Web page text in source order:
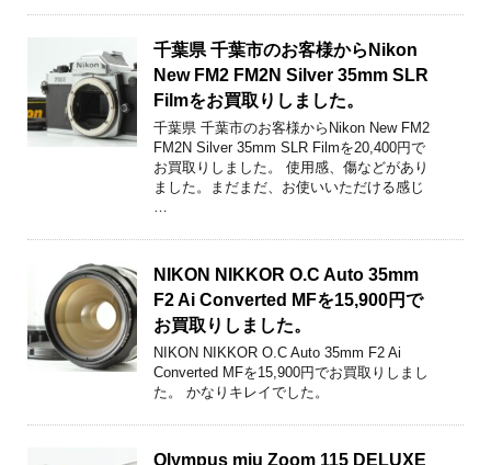
千葉県 千葉市のお客様からNikon
New FM2 FM2N Silver 35mm SLR
Filmをお買取りしました。
千葉県 千葉市のお客様からNikon New FM2
FM2N Silver 35mm SLR Filmを20,400円で
お買取りしました。 使用感、傷などがあり
ました。まだまだ、お使いいただける感じ
NIKON NIKKOR O.C Auto 35mm
F2 Ai Converted MFを15,900円で
お買取りしました。
NIKON NIKKOR O.C Auto 35mm F2 Ai
Converted MFを15,900円でお買取りしまし
た。 かなりキレイでした。
Olympus mju Zoom 115 DELUXE